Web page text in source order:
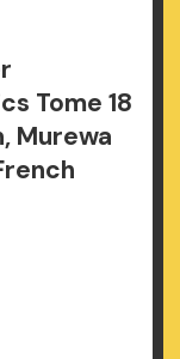
Tome 18
Murewa